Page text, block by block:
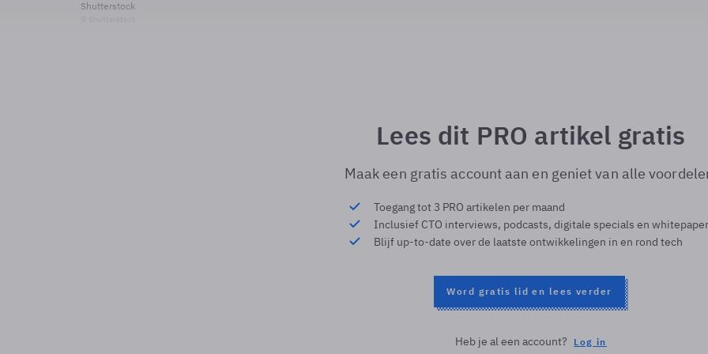
Shutterstock
Lees dit PRO artikel gratis
Maak een gratis account aan en geniet van alle
Toegang tot 3 PRO artikelen per maand
Inclusief CTO interviews, podcasts, digitale specials en
Blijf up-to-date over de laatste ontwikkelingen in en rond tech
Word gratis lid en lees verder
Heb je al een account? Log in